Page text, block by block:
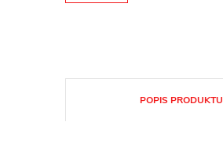
POPIS PRODUKTU